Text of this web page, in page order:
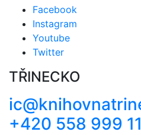
Facebook
Instagram
Youtube
Twitter
TŘINECKO
+420 558 999